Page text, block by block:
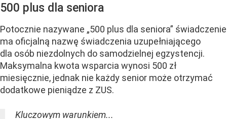
500 plus dla seniora
Potocznie nazywane „500 plus dla seniora” świadczenie
ma oficjalną nazwę świadczenia uzupełniającego
dla osób niezdolnych do samodzielnej egzystencji.
Maksymalna kwota wsparcia wynosi 500 zł
miesięcznie, jednak nie każdy senior może otrzymać
dodatkowe pieniądze z ZUS.
Kluczowym warunkiem...